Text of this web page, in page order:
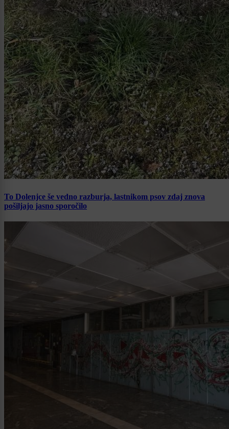
To Dolenjce še vedno razburja, lastnikom psov zdaj znova
pošiljajo jasno sporočilo